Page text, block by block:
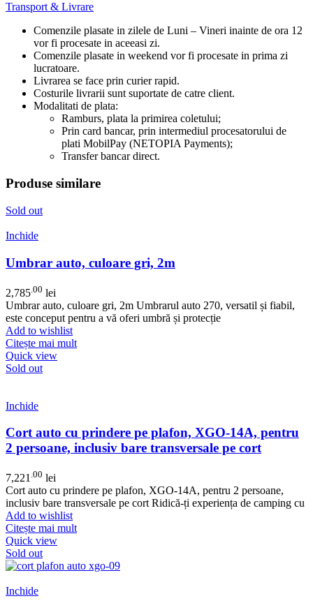
Transport & Livrare
Comenzile plasate in zilele de Luni – Vineri inainte de ora 12
vor fi procesate in aceeasi zi.
Comenzile plasate in weekend vor fi procesate in prima zi
lucratoare.
Livrarea se face prin curier rapid.
Costurile livrarii sunt suportate de catre client.
Modalitati de plata:
Ramburs, plata la primirea coletului;
Prin card bancar, prin intermediul procesatorului de
plati MobilPay (NETOPIA Payments);
Transfer bancar direct.
Produse similare
Sold out
Inchide
Umbrar auto, culoare gri, 2m
2,785 .00 lei
Umbrar auto, culoare gri, 2m Umbrarul auto 270, versatil și fiabil,
este conceput pentru a vă oferi umbră și protecție
Add to wishlist
Citește mai mult
Quick view
Sold out
Inchide
Cort auto cu prindere pe plafon, XGO-14A, pentru
2 persoane, inclusiv bare transversale pe cort
7,221 .00 lei
Cort auto cu prindere pe plafon, XGO-14A, pentru 2 persoane,
inclusiv bare transversale pe cort Ridică-ți experiența de camping cu
Add to wishlist
Citește mai mult
Quick view
Sold out
Inchide